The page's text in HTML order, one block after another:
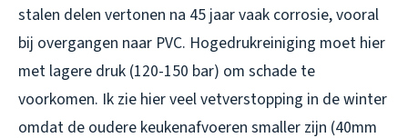
stalen delen vertonen na 45 jaar vaak corrosie, vooral
bij overgangen naar PVC. Hogedrukreiniging moet hier
met lagere druk (120-150 bar) om schade te
voorkomen. Ik zie hier veel vetverstopping in de winter
omdat de oudere keukenafvoeren smaller zijn (40mm